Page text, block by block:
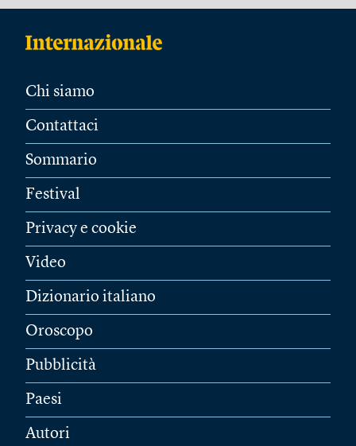
Chi siamo
Contattaci
Sommario
Festival
Privacy e cookie
Video
Dizionario italiano
Oroscopo
Pubblicità
Paesi
Autori